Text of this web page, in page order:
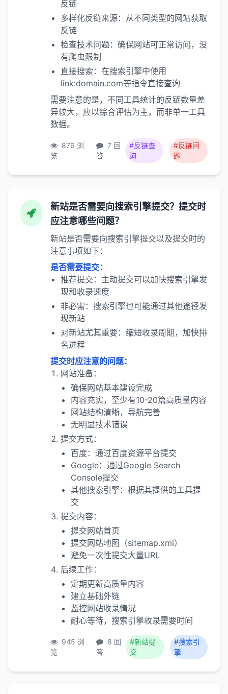
反链
多样化反链来源：从不同类型的网站获取
反链
检查技术问题：确保网站可正常访问，没
有爬虫限制
直接搜索：在搜索引擎中使用
link:domain.com等指令直接查询
需要注意的是，不同工具统计的反链数量差
异较大，应以综合评估为主，而非单一工具
数据。
876 浏
览
7 回
答
#反链查
询
#反链问
题
新站是否需要向搜索引擎提交？提交时
应注意哪些问题？
新站是否需要向搜索引擎提交以及提交时的
注意事项如下：
是否需要提交：
推荐提交：主动提交可以加快搜索引擎发
现和收录速度
非必需：搜索引擎也可能通过其他途径发
现新站
对新站尤其重要：缩短收录周期，加快排
名进程
提交时应注意的问题：
网站准备：
确保网站基本建设完成
内容充实，至少有10-20篇高质量内容
网站结构清晰，导航完善
无明显技术错误
提交方式：
百度：通过百度资源平台提交
Google：通过Google Search
Console提交
其他搜索引擎：根据其提供的工具提
交
提交内容：
提交网站首页
提交网站地图（sitemap.xml）
避免一次性提交大量URL
后续工作：
定期更新高质量内容
建立基础外链
监控网站收录情况
耐心等待，搜索引擎收录需要时间
945 浏
览
8 回
答
#新站提
交
#搜索引
擎